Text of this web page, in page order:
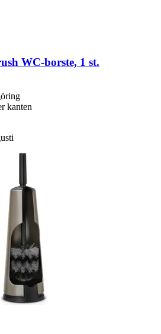
WC-​borste, 1 st.
kanten